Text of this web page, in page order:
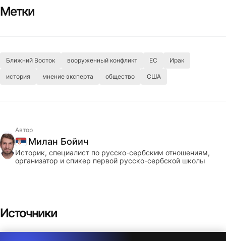
Метки
Ближний Восток вооруженный конфликт ЕС Ирак
история мнение эксперта общество США
Автор
СербияМилан Бойич
Историк, специалист по русско-сербским отношениям,
организатор и спикер первой русско-сербской школы
Источники